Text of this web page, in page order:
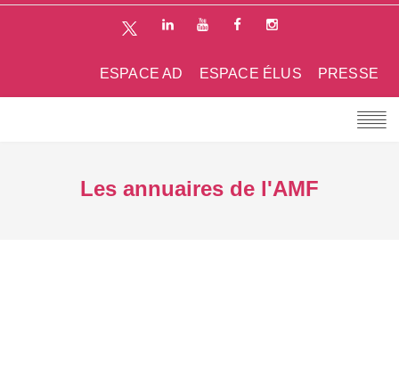
PRESSE
ESPACE ÉLUS
ESPACE AD
Les annuaires de l'AMF